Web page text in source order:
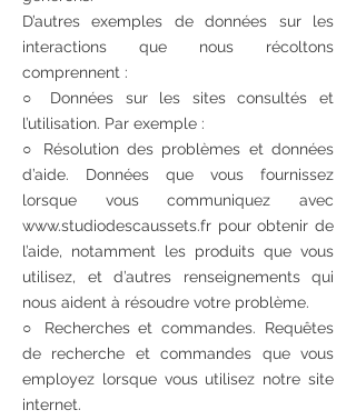
D’autres exemples de données sur les
interactions que nous récoltons
comprennent :
○ Données sur les sites consultés et
l’utilisation. Par exemple :
○ Résolution des problèmes et données
d’aide. Données que vous fournissez
lorsque vous communiquez avec
www.studiodescaussets.fr pour obtenir de
l’aide, notamment les produits que vous
utilisez, et d’autres renseignements qui
nous aident à résoudre votre problème.
○ Recherches et commandes. Requêtes
de recherche et commandes que vous
employez lorsque vous utilisez notre site
internet.